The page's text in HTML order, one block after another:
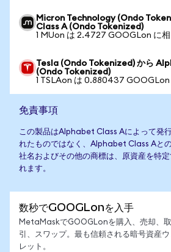
Micron Technology (Ondo
Class A (Ondo Tokenized)
1 MUon は 2.4727 GOOGLon に相
Tesla (Ondo Tokenized) から
(Ondo Tokenized)
1 TSLAon は 0.880437 GOOGLon
免責事項
この製品はAlphabet Class Aによって発
れたものではなく、Alphabet Class Aと
社名およびその他の商標は、原資産を特
れます。
数秒でGOOGLonを入手
MetaMaskでGOOGLonを購入、売却、取
引、スワップ。最も信頼される暗号資産ウ
レット。